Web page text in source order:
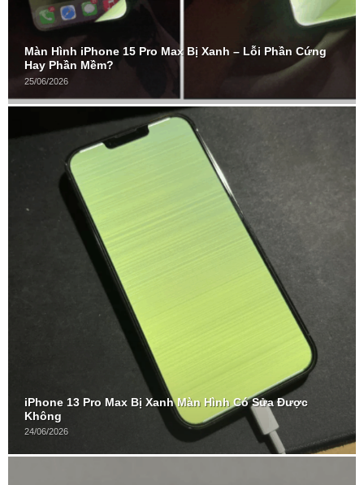
Màn Hình iPhone 15 Pro Max Bị Xanh – Lỗi Phần Cứng
Hay Phần Mềm?
25/06/2026
iPhone 13 Pro Max Bị Xanh Màn Hình Có Sửa Được
Không
24/06/2026